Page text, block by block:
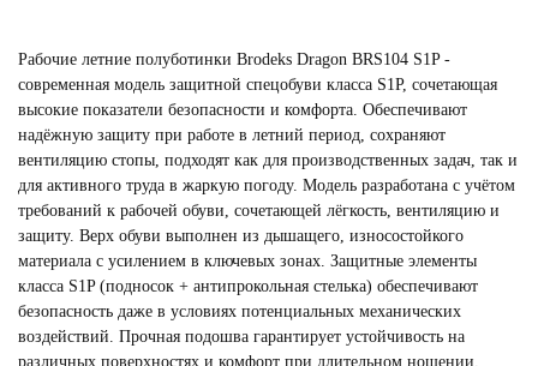
Рабочие летние полуботинки Brodeks Dragon BRS104 S1P -
современная модель защитной спецобуви класса S1P, сочетающая
высокие показатели безопасности и комфорта. Обеспечивают
надёжную защиту при работе в летний период, сохраняют
вентиляцию стопы, подходят как для производственных задач, так и
для активного труда в жаркую погоду. Модель разработана с учётом
требований к рабочей обуви, сочетающей лёгкость, вентиляцию и
защиту. Верх обуви выполнен из дышащего, износостойкого
материала с усилением в ключевых зонах. Защитные элементы
класса S1P (подносок + антипрокольная стелька) обеспечивают
безопасность даже в условиях потенциальных механических
воздействий. Прочная подошва гарантирует устойчивость на
различных поверхностях и комфорт при длительном ношении.